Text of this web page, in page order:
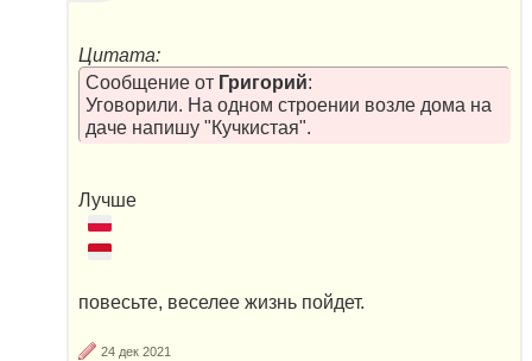
Цитата:
Сообщение от Григорий:
Уговорили. На одном строении возле дома на
даче напишу "Кучкистая".
Лучше
повесьте, веселее жизнь пойдет.
24 дек 2021